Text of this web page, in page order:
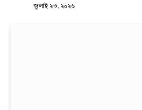
জুলাই ২৩, ২০২৬